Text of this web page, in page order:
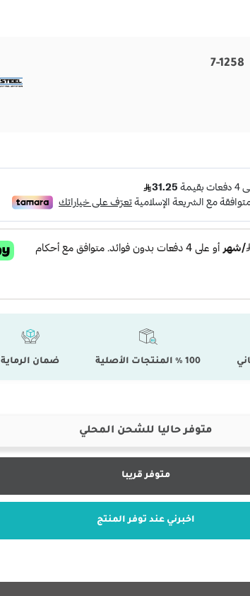
7-1258
100 % المنتجات الأصلية ضمان الرماية
متوفر حاليا للشحن المحلي
متوفر قريبا
اخبرني عند توفر المنتج